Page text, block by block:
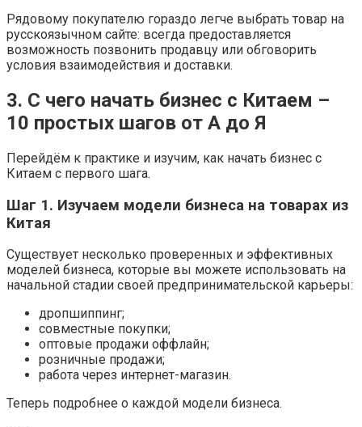
Рядовому покупателю гораздо легче выбрать товар на
русскоязычном сайте: всегда предоставляется
возможность позвонить продавцу или обговорить
условия взаимодействия и доставки.
3. С чего начать бизнес с Китаем –
10 простых шагов от А до Я
Перейдём к практике и изучим, как начать бизнес с
Китаем с первого шага.
Шаг 1. Изучаем модели бизнеса на товарах из
Китая
Существует несколько проверенных и эффективных
моделей бизнеса, которые вы можете использовать на
начальной стадии своей предпринимательской карьеры:
дропшиппинг;
совместные покупки;
оптовые продажи оффлайн;
розничные продажи;
работа через интернет-магазин.
Теперь подробнее о каждой модели бизнеса.